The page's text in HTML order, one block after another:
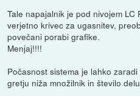
Tale napajalnik je pod nivojem LC
verjetno krivec za ugasnitev,
povečani porabi grafike.
Menjaj!!!!
Počasnost sistema je lahko
gretju niža množilnik in število